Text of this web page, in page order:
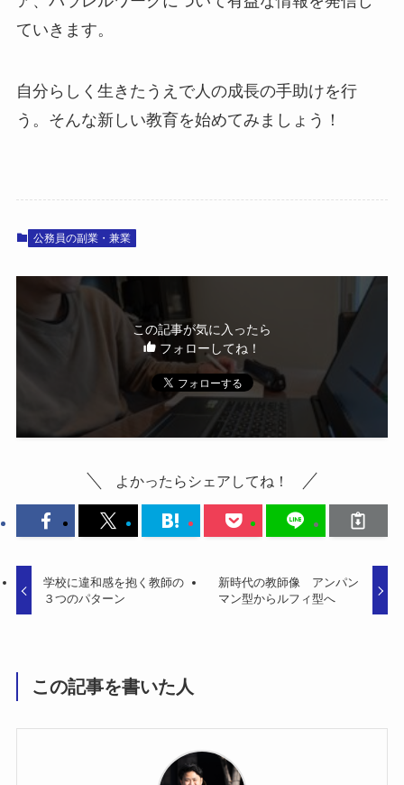
ていきます。
自分らしく生きたうえで人の成長の手助けを行
う。そんな新しい教育を始めてみましょう！
公務員の副業・兼業
この記事が気に入ったら
フォローしてね！
よかったらシェアしてね！
学校に違和感を抱く教師の
３つのパターン
新時代の教師像 アンパン
マン型からルフィ型へ
この記事を書いた人